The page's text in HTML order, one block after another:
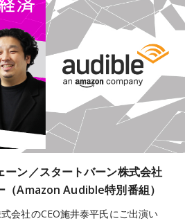
ーン／スタートバーン株式会社
（Amazon Audible特別番組）
会社のCEO施井泰平氏にご出演い